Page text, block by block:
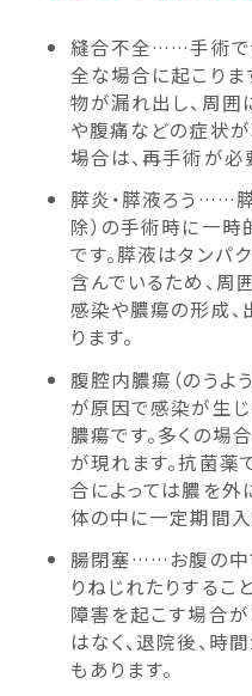
縫合不全……手術で
全な場合に起こりま
物が漏れ出し、周囲
や腹痛などの症状
場合は、再手術が必
膵炎・膵液ろう……
除）の手術時に一
です。膵液はタンパ
含んでいるため、周
感染や膿瘍の形成
ります。
腹腔内膿瘍（のう
が原因で感染が生じ
膿瘍です。多くの場
が現れます。抗菌薬
合によっては膿を外
体の中に一定期間入
腸閉塞……お腹の中
りねじれたりする
障害を起こす場合が
はなく、退院後、時
もあります。